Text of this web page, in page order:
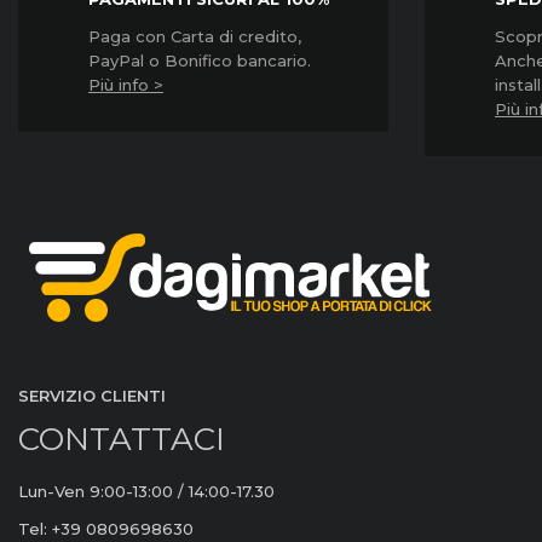
Paga con Carta di credito,
PayPal o Bonifico bancario.
Più info >
Più
SERVIZIO CLIENTI
CONTATTACI
Lun-Ven 9:00-13:00 / 14:00-17.30
Tel: +39 0809698630